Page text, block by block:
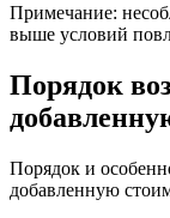
Примечание:
выше условий
Порядок
Порядок и
добавленную